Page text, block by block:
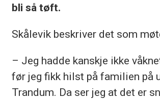
bli så tøft.
Skålevik beskriver det som
– Jeg hadde kanskje ikke
før jeg fikk hilst på familien på
Trandum. Da ser jeg at det er